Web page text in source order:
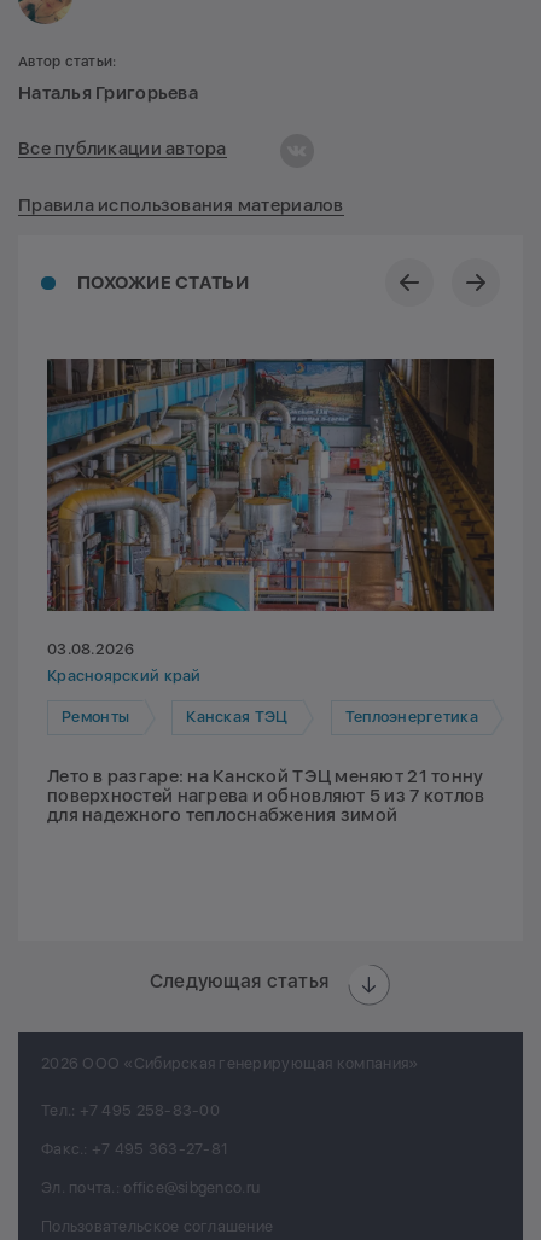
ПОХОЖИЕ СТАТЬИ
03.08.2026
Красноярский край
Ремонты Канская ТЭЦ Теплоэнергетика
Лето в разгаре: на Канской ТЭЦ меняют 21 тонну
поверхностей нагрева и обновляют 5 из 7 котлов
для надежного теплоснабжения зимой
Следующая статья
Автор статьи:
Наталья Григорьева
Все публикации автора
Правила использования материалов
2026 ООО «Сибирская генерирующая компания»
Тел.: +7 495 258-83-00
Факс.: +7 495 363-27-81
Эл. почта.: office@sibgenco.ru
Пользовательское соглашение